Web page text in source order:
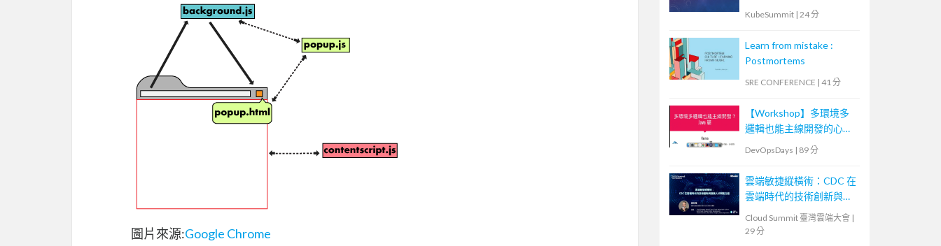
圖片來源:Google Chrome
Permissions for Volumes
KubeSummit | 24 分
Learn from mistake :
Postmortems
SRE CONFERENCE | 41 分
【Workshop】多環境多
邏輯也能主線開發的心法
與實戰 - Java 篇
DevOpsDays | 89 分
雲端敏捷縱橫術：CDC 在
雲端時代的技術創新與發
展人才賦能之道
Cloud Summit 臺灣雲端大會 |
29 分